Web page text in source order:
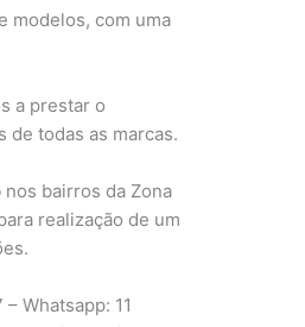
modelos, com uma
a prestar o
todas as marcas.
nos bairros da Zona
realização de um
Whatsapp: 11